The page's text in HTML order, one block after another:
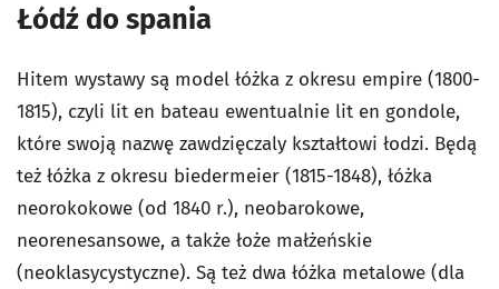
Łódź do spania
Hitem wystawy są model łóżka z okresu empire (1800-
1815), czyli lit en bateau ewentualnie lit en gondole,
które swoją nazwę zawdzięczaly kształtowi łodzi. Będą
też łóżka z okresu biedermeier (1815-1848), łóżka
neorokokowe (od 1840 r.), neobarokowe,
neorenesansowe, a także łoże małżeńskie
(neoklasycystyczne). Są też dwa łóżka metalowe (dla